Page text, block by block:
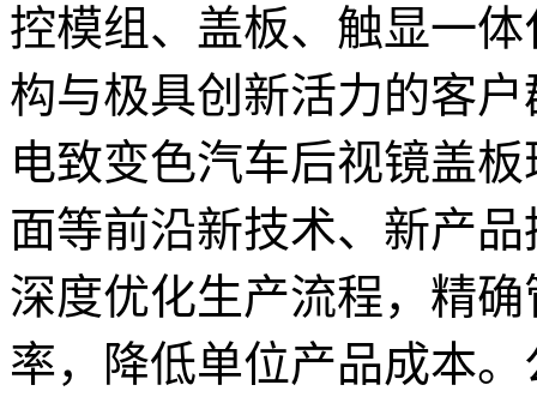
控模组、盖板、触显一
构与极具创新活力的客
电致变色汽车后视镜盖
面等前沿新技术、新产
深度优化生产流程，精
率，降低单位产品成本